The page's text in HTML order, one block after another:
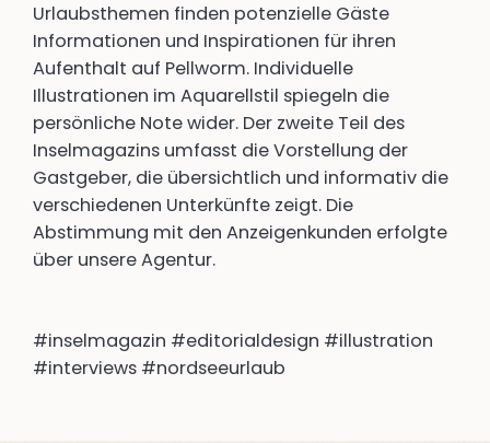
Urlaubsthemen finden potenzielle Gäste
Informationen und Inspirationen für ihren
Aufenthalt auf Pellworm. Individuelle
Illustrationen im Aquarellstil spiegeln die
persönliche Note wider. Der zweite Teil des
Inselmagazins umfasst die Vorstellung der
Gastgeber, die übersichtlich und informativ die
verschiedenen Unterkünfte zeigt. Die
Abstimmung mit den Anzeigenkunden erfolgte
über unsere Agentur.
#inselmagazin #editorialdesign #illustration
#interviews #nordseeurlaub